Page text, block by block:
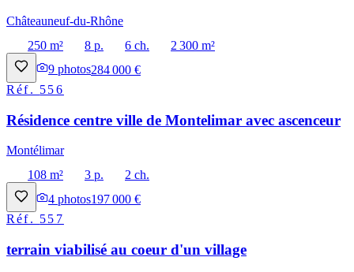
Châteauneuf-du-Rhône
250 m²
8 p. 6 ch.
2 300 m²
9 photos284 000 €
Réf. 556
Résidence centre ville de Montelimar avec ascenceur
Montélimar
108 m²
3 p.
2 ch.
4 photos197 000 €
Réf. 557
terrain viabilisé au coeur d'un village